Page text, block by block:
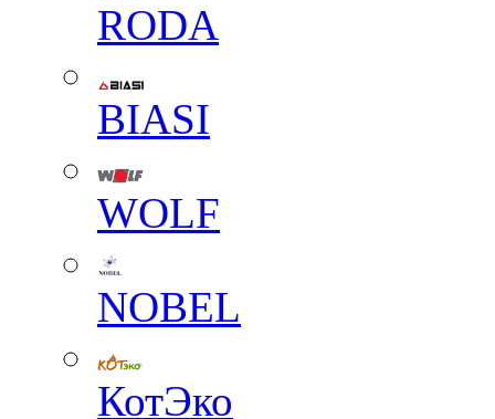
RODA
BIASI
WOLF
NOBEL
КотЭко